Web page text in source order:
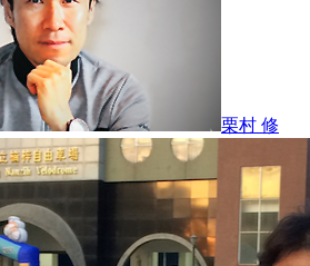
栗村 修